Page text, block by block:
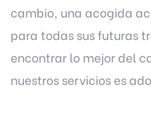
cambio, una acogida
para todas sus futuras
encontrar lo mejor del
nuestros servicios es